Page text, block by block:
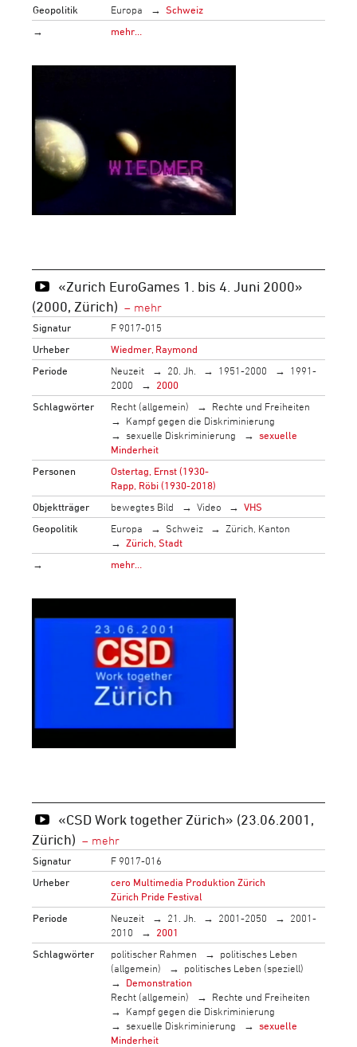
Geopolitik
Europa
Schweiz
→
mehr…
«Zurich EuroGames 1. bis 4. Juni 2000»
(2000, Zürich)
Signatur
F 9017-015
Urheber
Wiedmer, Raymond
Periode
Neuzeit 20. Jh. 1951-2000
1991-
2000
2000
Schlagwörter
Recht (allgemein)
Rechte und Freiheiten
Kampf gegen die Diskriminierung
sexuelle Diskriminierung
sexuelle
Minderheit
Personen
Ostertag, Ernst (1930-
Rapp, Röbi (1930-2018)
Objektträger
bewegtes Bild Video
VHS
Geopolitik
Europa Schweiz
Zürich, Kanton
Zürich, Stadt
→
mehr…
«CSD Work together Zürich» (23.06.2001,
Zürich)
Signatur
F 9017-016
Urheber
cero Multimedia Produktion Zürich
Zürich Pride Festival
Periode
Neuzeit 21. Jh. 2001-2050
2001-
2010
2001
Schlagwörter
politischer Rahmen
politisches Leben
(allgemein)
politisches Leben (speziell)
Demonstration
Recht (allgemein)
Rechte und Freiheiten
Kampf gegen die Diskriminierung
sexuelle Diskriminierung
sexuelle
Minderheit